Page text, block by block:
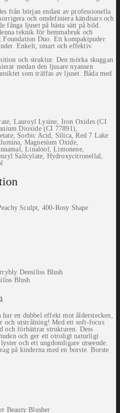
från början endast av professionella
och omdefiniera kändisars och
fånga ljuset på bästa sätt på bild.
teknik för hemmabruk och
Foundation Duo. Ett kompaktpuder
Enkelt, smart och effektiv.
och struktur. Den mörka skuggan
medan den ljusare nyansen
som träffas av ljuset. Båda med
Lauroyl Lysine, Iron Oxides (CI
Dioxide (CI 77891),
Sorbic Acid, Silica, Red 7 Lake
Magnesium Oxide,
Linalool, Limonene,
Salicylate, Hydroxycitronellal,
Sculpt, 400-Rosy Shape
en dubbel effekt mot ålderstecken,
och utstrålning! Med ett soft-focus
och förbättrar strukturen. Dess
och ger ett otroligt naturligt
och ett ungdomligare utseende.
på kinderna med en borste. Borste